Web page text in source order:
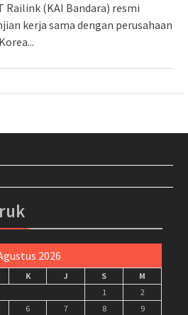
Railink (KAI Bandara) resmi
kerja sama dengan perusahaan
2026
K J S
M
1
2
6 7 8
9